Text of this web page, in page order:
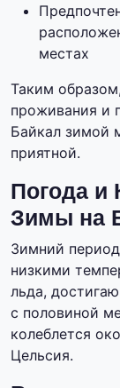
местах
Таким
проживания и
Байкал зимой
приятной.
Погода и
Зимы на
Зимний
низкими
льда,
с половиной
колеблется
Цельсия.